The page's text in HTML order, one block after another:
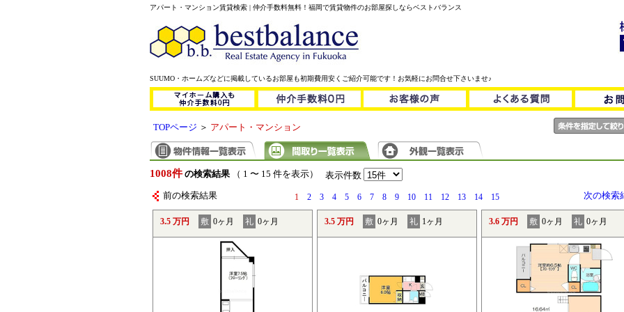
アパート・マンション賃貸検索 | 仲介手数料無料！福岡で賃貸物件のお部屋探しならベストバランス
SUUMO・ホームズなどに掲載しているお部屋も初期費用安くご紹介可能です！お気軽にお問合せ下さいませ♪
TOPページ ＞ アパート・マンション
1008件 の検索結果（ 1 〜 15 件を表示） 表示件数
前の検索結果 1 2 3 4 5 6 7 8 9 10 11 12 13 14 15 次の検索
3.5 万円 敷 0ヶ月 礼 0ヶ月 3.5 万円 敷 0ヶ月 礼 1ヶ月 3.6 万円 敷 0ヶ月 礼 0ヶ月